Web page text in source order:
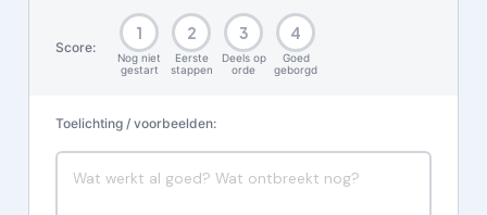
Score:
1
Nog niet
gestart
2
Eerste
stappen
3
Deels op
orde
4
Goed
geborgd
Toelichting / voorbeelden: